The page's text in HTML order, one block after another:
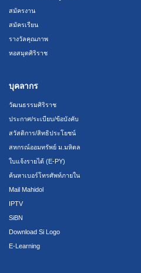
สมัครงาน
สมัครเรียน
รางวัลคุณภาพ
หอสมุดศิริราช
บุคลากร
วัฒนธรรมศิริราช
ประกาศ/ระเบียบ/ข้อบังคับ
สวัสดิการ/สิทธิประโยชน์
สหกรณ์ออมทรัพย์ ม.มหิดล
ใบแจ้งรายได้ (E-PY)
ค้นหาเบอร์โทรศัพท์ภายใน
Mail Mahidol
IPTV
SiBN
Download Si Logo
E-Learning